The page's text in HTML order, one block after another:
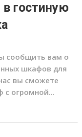
гостиную
сообщить вам о
шкафов для
вы сможете
с огромной...